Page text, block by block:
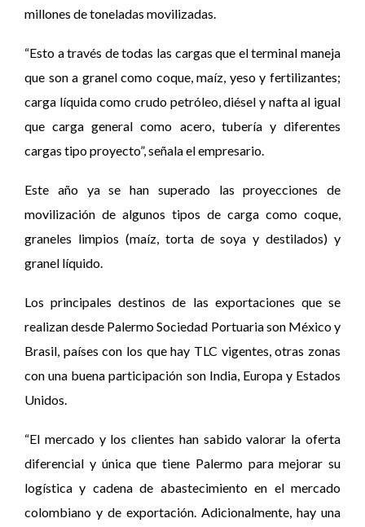
millones de toneladas movilizadas.
“Esto a través de todas las cargas que el terminal maneja
que son a granel como coque, maíz, yeso y fertilizantes;
carga líquida como crudo petróleo, diésel y nafta al igual
que carga general como acero, tubería y diferentes
cargas tipo proyecto”, señala el empresario.
Este año ya se han superado las proyecciones de
movilización de algunos tipos de carga como coque,
graneles limpios (maíz, torta de soya y destilados) y
granel líquido.
Los principales destinos de las exportaciones que se
realizan desde Palermo Sociedad Portuaria son México y
Brasil, países con los que hay TLC vigentes, otras zonas
con una buena participación son India, Europa y Estados
Unidos.
“El mercado y los clientes han sabido valorar la oferta
diferencial y única que tiene Palermo para mejorar su
logística y cadena de abastecimiento en el mercado
colombiano y de exportación. Adicionalmente, hay una